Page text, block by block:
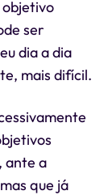
objetivo
ser
dia a dia
mais difícil.
ante a
que já